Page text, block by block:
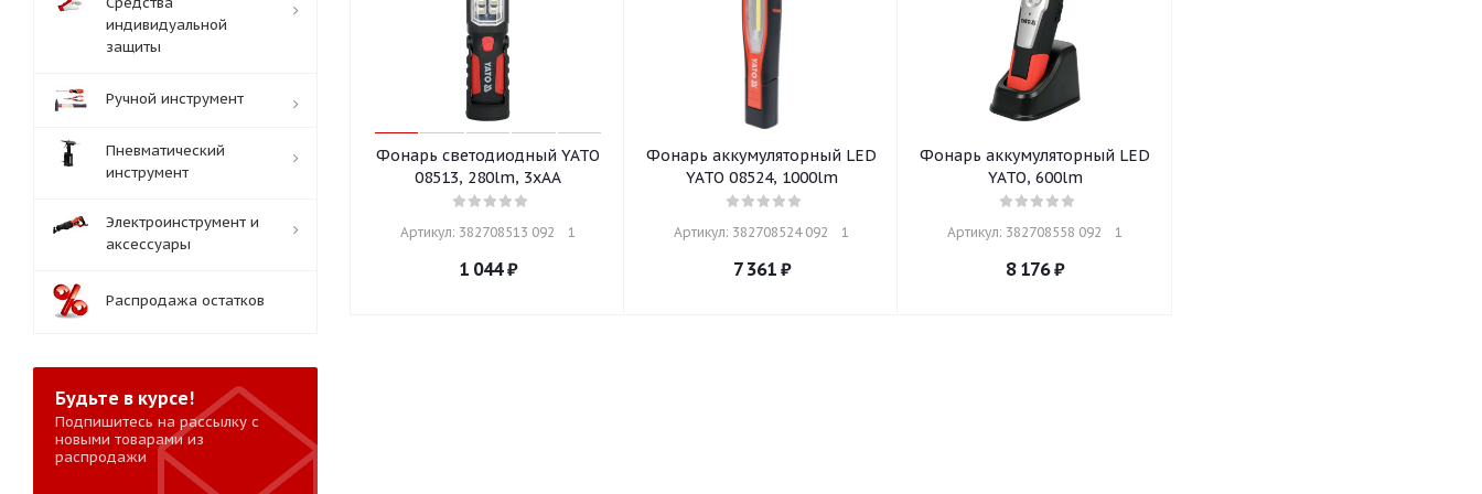
Фонарь светодиодный YATO
08513, 280lm, 3хАА
Артикул: 382708513 092    1
1 044₽
Фонарь аккумуляторный LED
YATO 08524, 1000lm
Артикул: 382708524 092    1
7 361₽
Фонарь аккумуляторный LED
YATO, 600lm
Артикул: 382708558 092    1
8 176₽
индивидуальной
защиты
Ручной инструмент
Пневматический
инструмент
Электроинструмент и
аксессуары
Распродажа остатков
Будьте в курсе!
Подпишитесь на рассылку с
новыми товарами из
распродажи